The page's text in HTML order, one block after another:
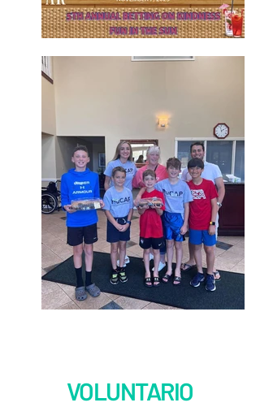
VOLUNTARIO